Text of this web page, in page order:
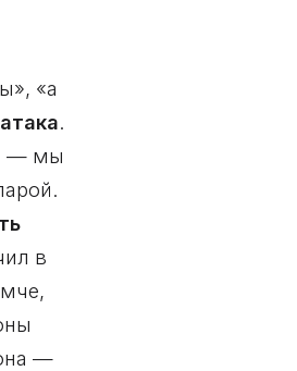
«а
.
— мы
в
—